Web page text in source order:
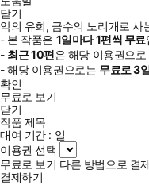
닫기
악의 유희, 금수의 노리개로 사
- 본 작품은 1일마다1편씩 무료
- 최근10편은 해당 이용권으
- 해당 이용권으로는 무료로3
확인
무료로 보기
닫기
작품 제목
대여 기간 : 일
이용권 선택
무료로 보기 다른 방법으로 결제
결제하기